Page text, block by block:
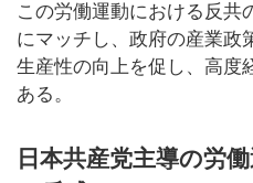
この労働運動における反共
にマッチし、政府の産業政
生産性の向上を促し、高度
ある。
日本共産党主導の労